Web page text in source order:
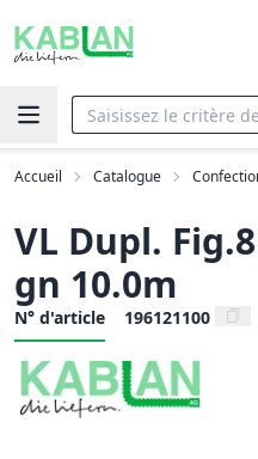
Accueil Catalogue
VL Dupl.
gn 10.0m
N° d'article 196121100